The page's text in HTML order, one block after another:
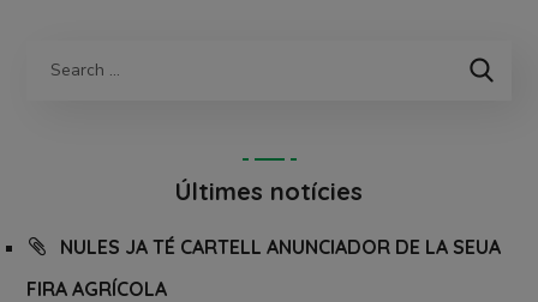
Últimes notícies
NULES JA TÉ CARTELL ANUNCIADOR DE LA SEUA
FIRA AGRÍCOLA